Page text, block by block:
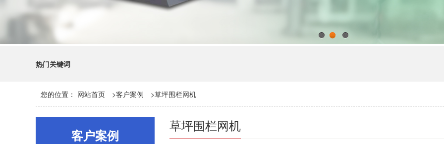
1 2 3
热门关键词
您的位置： 网站首页 >客户案例 >草坪围栏网机
客户案例
草坪围栏网机